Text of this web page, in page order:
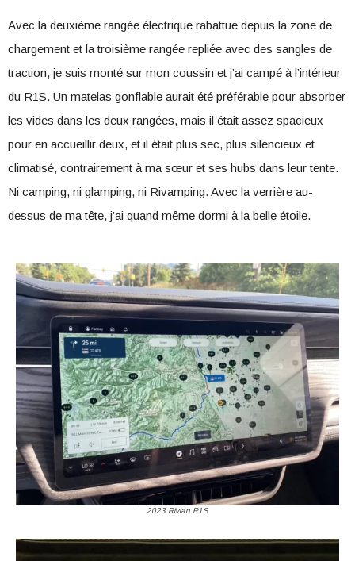
Avec la deuxième rangée électrique rabattue depuis la zone de
chargement et la troisième rangée repliée avec des sangles de
traction, je suis monté sur mon coussin et j’ai campé à l’intérieur
du R1S. Un matelas gonflable aurait été préférable pour absorber
les vides dans les deux rangées, mais il était assez spacieux
pour en accueillir deux, et il était plus sec, plus silencieux et
climatisé, contrairement à ma sœur et ses hubs dans leur tente.
Ni camping, ni glamping, ni Rivamping. Avec la verrière au-
dessus de ma tête, j’ai quand même dormi à la belle étoile.
2023 Rivian R1S